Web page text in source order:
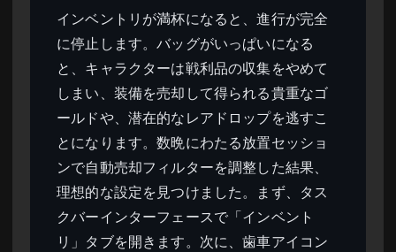
インベントリが満杯になると、進行が完全
に停止します。バッグがいっぱいになる
と、キャラクターは戦利品の収集をやめて
しまい、装備を売却して得られる貴重なゴ
ールドや、潜在的なレアドロップを逃すこ
とになります。数晩にわたる放置セッショ
ンで自動売却フィルターを調整した結果、
理想的な設定を見つけました。まず、タス
クバーインターフェースで「インベント
リ」タブを開きます。次に、歯車アイコン